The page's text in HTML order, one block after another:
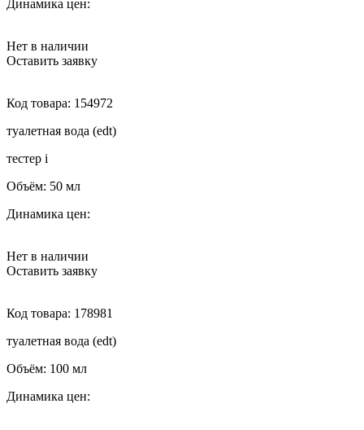
Динамика цен:
Нет в наличии
Оставить заявку
Код товара: 154972
туалетная вода (edt)
тестер i
Объём: 50 мл
Динамика цен:
Нет в наличии
Оставить заявку
Код товара: 178981
туалетная вода (edt)
Объём: 100 мл
Динамика цен: